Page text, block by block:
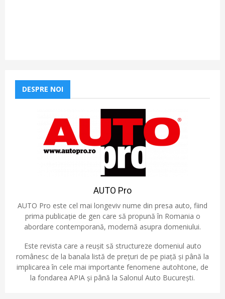
DESPRE NOI
AUTO Pro
AUTO Pro este cel mai longeviv nume din presa auto, fiind
prima publicație de gen care să propună în Romania o
abordare contemporană, modernă asupra domeniului.
Este revista care a reușit să structureze domeniul auto
românesc de la banala listă de prețuri de pe piață și până la
implicarea în cele mai importante fenomene autohtone, de
la fondarea APIA și până la Salonul Auto București.